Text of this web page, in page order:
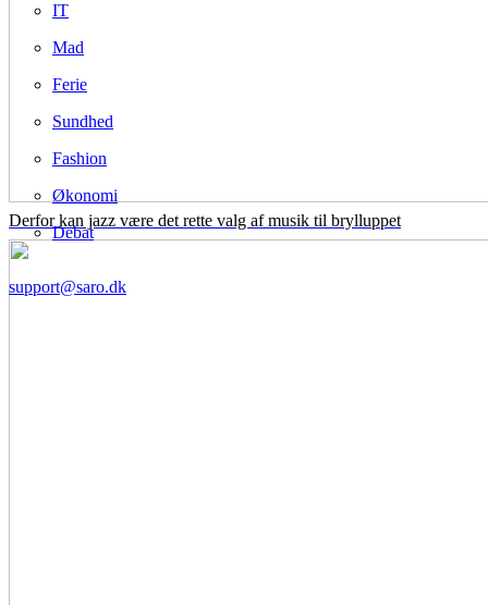
Derfor kan jazz være det rette valg af musik til brylluppet
IT
Mad
Ferie
Sundhed
Fashion
Økonomi
Debat
support@saro.dk